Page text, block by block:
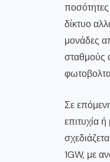
ποσότητες
δίκτυο
μονάδες
σταθμούς
Σε
επιτυχία
1GW, με